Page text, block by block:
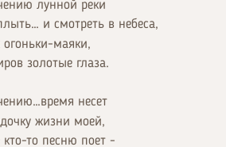
лунной реки
и смотреть в небеса,
огоньки-маяки,
золотые глаза.
несет
жизни моей,
то песню поет -